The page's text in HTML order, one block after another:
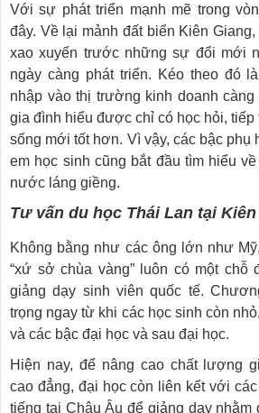
Với sự phát triển mạnh mẽ trong
đây. Về lại mảnh đất biển Kiên
xao xuyến trước những sự đổi mới
ngày càng phát triển. Kéo theo đó
nhập vào thị trường kinh doanh
gia đình hiểu được chỉ có học hỏi, tiếp
sống mới tốt hơn. Vì vậy, các bậc phụ
em học sinh cũng bắt đầu tìm hiểu
nước láng giềng.
Tư vấn du học Thái Lan tại
Không bằng như các ông lớn như
“xứ sở chùa vàng” luôn có một chỗ
giảng dạy sinh viên quốc tế.
trọng ngay từ khi các học sinh còn
và các bậc đại học và sau đại học.
Hiện nay, để nâng cao chất lượng
cao đẳng, đại học còn liên kết với
tiếng tại Châu Âu để giảng dạy nhằm